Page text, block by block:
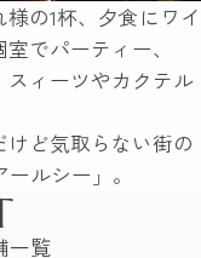
の1杯、夕食にワイ
でパーティー、
ィーツやカクテル
ど気取らない街の
ルシー」。
一覧